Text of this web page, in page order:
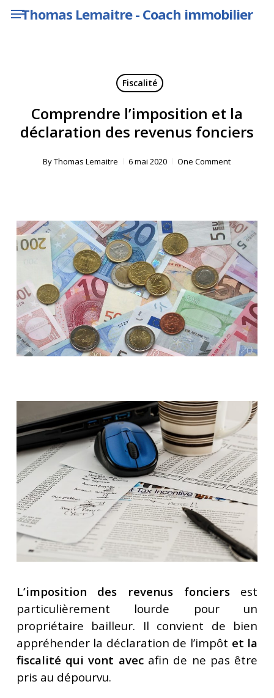
Skip Thomas Lemaitre - Coach immobilier
Menu
Fiscalité
Comprendre l’imposition et la
déclaration des revenus fonciers
ByThomas Lemaitre 6 mai 2020 One Comment
L’imposition des revenus fonciersest
particulièrement lourde pour un
propriétaire bailleur. Il convient de bien
appréhender la déclaration de l’impôt et la
fiscalité qui vont avec afin de ne pas être
pris au dépourvu.